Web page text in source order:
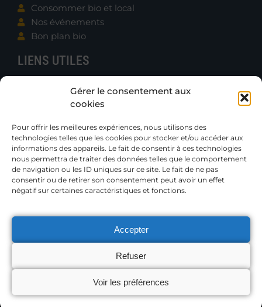
Gérer le consentement aux
cookies
Pour offrir les meilleures expériences, nous utilisons des
technologies telles que les cookies pour stocker et/ou accéder aux
informations des appareils. Le fait de consentir à ces technologies
nous permettra de traiter des données telles que le comportement
de navigation ou les ID uniques sur ce site. Le fait de ne pas
consentir ou de retirer son consentement peut avoir un effet
négatif sur certaines caractéristiques et fonctions.
Accepter
Refuser
Voir les préférences
Consommer bio et local
Nos événements
Bon plan bio
LIENS UTILES
Contacter B.e.N.
Gazettes et Rapports
Publications techniques
Petites annonces
Adhérer
MENTIONS LÉGALES